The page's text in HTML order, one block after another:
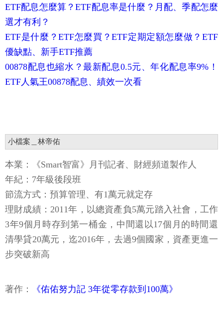
ETF配息怎麼算？ETF配息率是什麼？月配、季配怎麼
選才有利？
ETF是什麼？ETF怎麼買？ETF定期定額怎麼做？ETF
優缺點、新手ETF推薦
00878配息也縮水？最新配息0.5元、年化配息率9%！
ETF人氣王00878配息、績效一次看
小檔案＿林帝佑
本業：《Smart智富》月刊記者、財經頻道製作人
年紀：7年級後段班
節流方式：預算管理、有1萬元就定存
理財成績：2011年，以總資產負5萬元踏入社會，工作
3年9個月時存到第一桶金，中間還以17個月的時間還
清學貸20萬元，迄2016年，去過9個國家，資產更進一
步突破新高
著作： 《佑佑努力記 3年從零存款到100萬》